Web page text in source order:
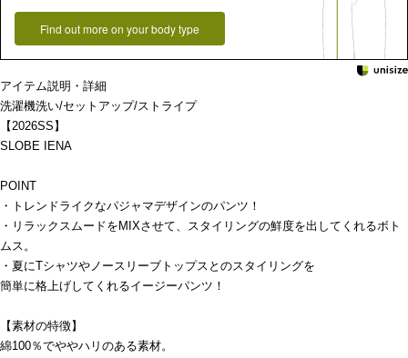
Find out more on your body type
アイテム説明・詳細
洗濯機洗い/セットアップ/ストライプ
【2026SS】
SLOBE IENA
POINT
・トレンドライクなパジャマデザインのパンツ！
・リラックスムードをMIXさせて、スタイリングの鮮度を出してくれるボト
ムス。
・夏にTシャツやノースリーブトップスとのスタイリングを
簡単に格上げしてくれるイージーパンツ！
【素材の特徴】
綿100％でややハリのある素材。